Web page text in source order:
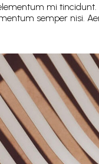
mi
semper nisi.